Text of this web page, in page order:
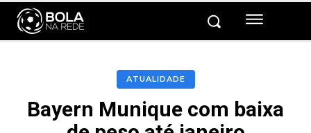
ATUALIDADE
Bayern Munique com baixa